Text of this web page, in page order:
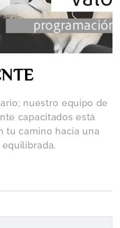
nuestro equipo de
capacitados está
tu camino hacia una